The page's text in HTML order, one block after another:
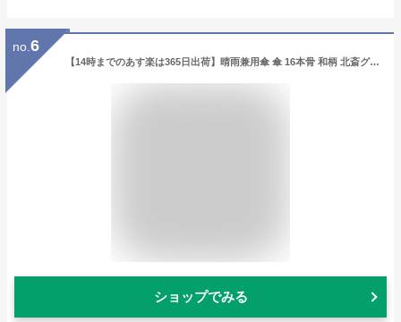
no. 6
【14時までのあす楽は365日出荷】晴雨兼用傘 傘 16本骨 和柄 北斎グラフィック 天然竹 16本骨 長傘 子持縞 御納戸 メンズ レディース 男性 女性 男女兼用 和柄傘 日傘 雨傘 親骨60cm かっこいい 和モダン 傘専門店
ショップでみる